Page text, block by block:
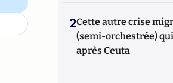
2Cette autre crise
(semi-orchestrée)
après Ceuta